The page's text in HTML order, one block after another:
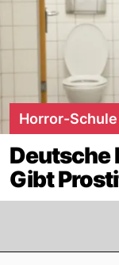
Horror-Schule
Deutsche
Gibt